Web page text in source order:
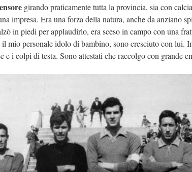
girando praticamente tutta la provincia, sia con
impresa. Era una forza della natura, anche da anziano
in piedi per applaudirlo, era sceso in campo con una
il mio personale idolo di bambino, sono cresciuto con
e i colpi di testa. Sono attestati che raccolgo con grande